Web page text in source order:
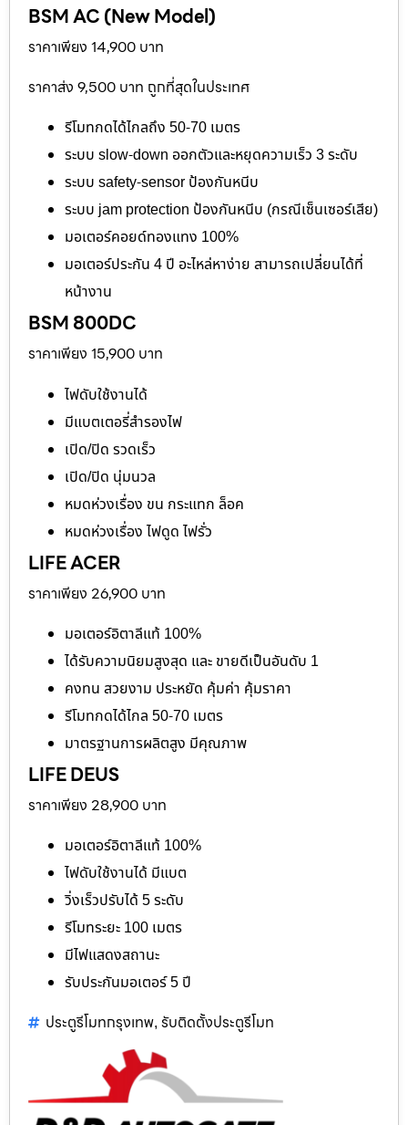
BSM AC (New Model)
ราคาเพียง 14,900 บาท
ราคาส่ง 9,500 บาท ถูกที่สุดในประเทศ
รีโมทกดได้ไกลถึง 50-70 เมตร
ระบบ slow-down ออกตัวและหยุดความเร็ว 3 ระดับ
ระบบ safety-sensor ป้องกันหนีบ
ระบบ jam protection ป้องกันหนีบ (กรณีเซ็นเซอร์เสีย)
มอเตอร์คอยด์ทองแทง 100%
มอเตอร์ประกัน 4 ปี อะไหล่หาง่าย สามารถเปลี่ยนได้ที่
หน้างาน
BSM 800DC
ราคาเพียง 15,900 บาท
ไฟดับใช้งานได้
มีแบตเตอรี่สำรองไฟ
เปิด/ปิด รวดเร็ว
เปิด/ปิด นุ่มนวล
หมดห่วงเรื่อง ขน กระแทก ล็อค
หมดห่วงเรื่อง ไฟดูด ไฟรั่ว
LIFE ACER
ราคาเพียง 26,900 บาท
มอเตอร์อิตาลีแท้ 100%
ได้รับความนิยมสูงสุด และ ขายดีเป็นอันดับ 1
คงทน สวยงาม ประหยัด คุ้มค่า คุ้มราคา
รีโมทกดได้ไกล 50-70 เมตร
มาตรฐานการผลิตสูง มีคุณภาพ
LIFE DEUS
ราคาเพียง 28,900 บาท
มอเตอร์อิตาลีแท้ 100%
ไฟดับใช้งานได้ มีแบต
วิ่งเร็วปรับได้ 5 ระดับ
รีโมทระยะ 100 เมตร
มีไฟแสดงสถานะ
รับประกันมอเตอร์ 5 ปี
ประตูรีโมทกรุงเทพ, รับติดตั้งประตูรีโมท